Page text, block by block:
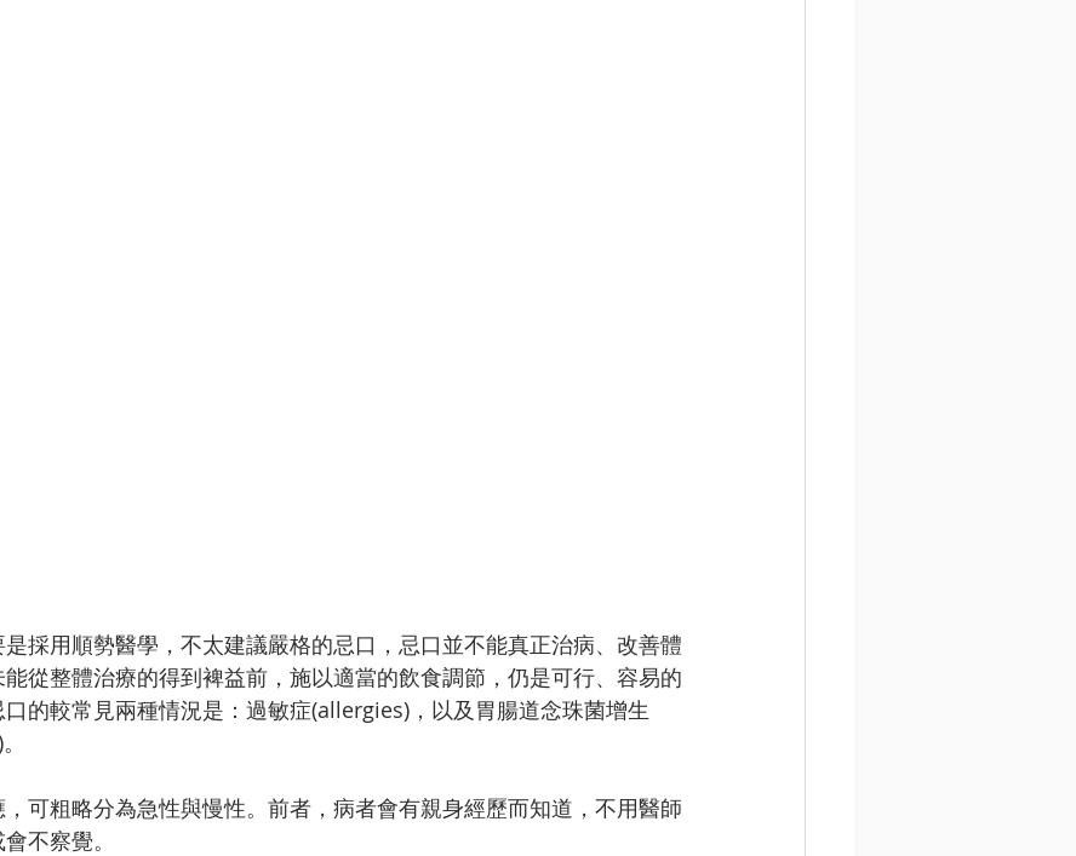
採用順勢醫學，不太建議嚴格的忌口，忌口並不能真正治病、改善體
從整體治療的得到裨益前，施以適當的飲食調節，仍是可行、容易的
的較常見兩種情況是：過敏症(allergies)，以及胃腸道念珠菌增生
可粗略分為急性與慢性。前者，病者會有親身經歷而知道，不用醫師
不察覺。